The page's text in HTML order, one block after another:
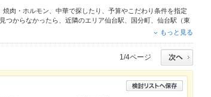
焼肉・ホルモン 中華で探したり、予算やこだわり条件を指定
つからなかったら、近隣のエリア仙台駅 国分町
仙台駅（東
お茶漬け、 塩辛や
もっと見る
1/4ページ